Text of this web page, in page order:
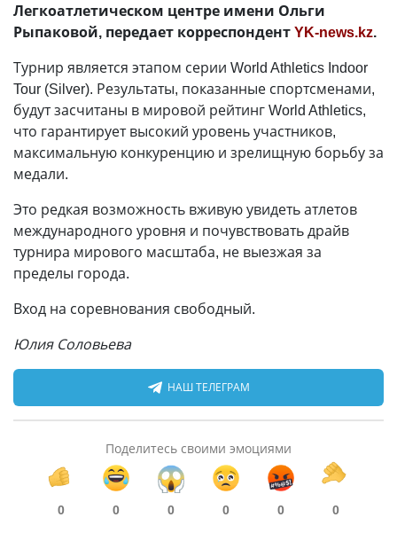
Легкоатлетическом центре имени Ольги
Рыпаковой, передает корреспондентYK-news.kz.
Турнир является этапом серии World Athletics Indoor
Tour (Silver). Результаты, показанные спортсменами,
будут засчитаны в мировой рейтинг World Athletics,
что гарантирует высокий уровень участников,
максимальную конкуренцию и зрелищную борьбу за
медали.
Это редкая возможность вживую увидеть атлетов
международного уровня и почувствовать драйв
турнира мирового масштаба, не выезжая за
пределы города.
Вход на соревнования свободный.
Юлия Соловьева
НАШ ТЕЛЕГРАМ
Поделитесь своими эмоциями
0 0 0 0 0 0